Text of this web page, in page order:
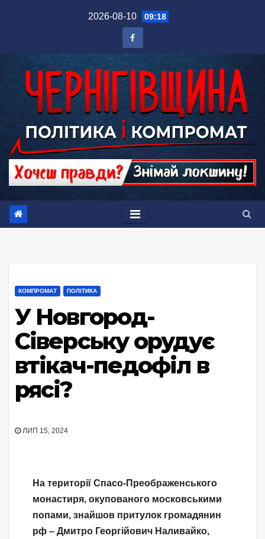
2026-08-10 09:18
КОМПРОМАТ ПОЛІТИКА
У Новгород-
Сіверську орудує
втікач-педофіл в
рясі?
ЛИП 15, 2024
На території Спасо-Преображенського
монастиря, окупованого московськими
попами, знайшов притулок громадянин
рф – Дмитро Георгійович Наливайко,